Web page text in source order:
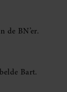
de BN’er.
Bart.